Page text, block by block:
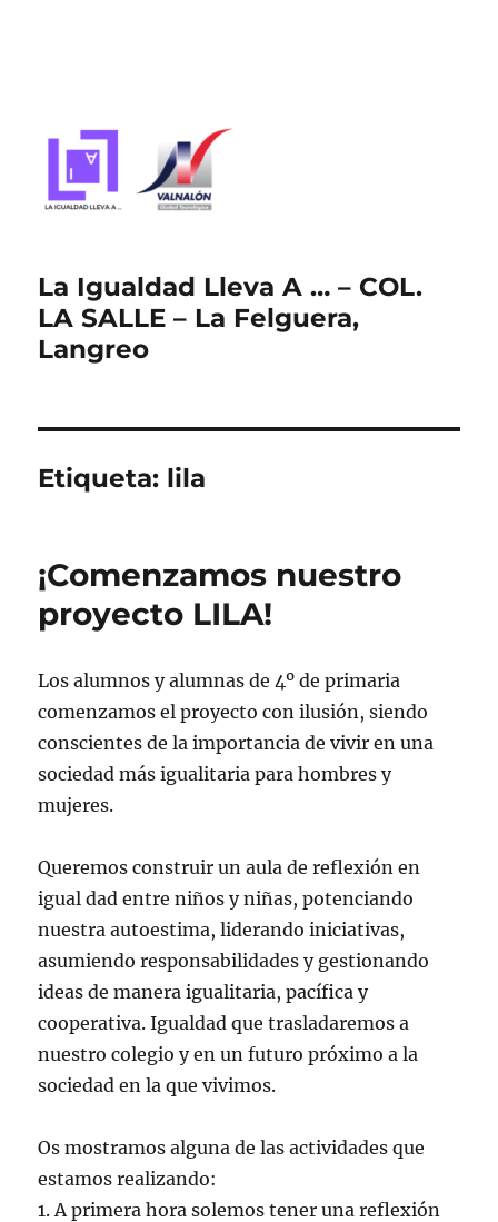
La Igualdad Lleva A … – COL.
LA SALLE – La Felguera,
Langreo
Etiqueta: lila
¡Comenzamos nuestro
proyecto LILA!
Los alumnos y alumnas de 4º de primaria
comenzamos el proyecto con ilusión, siendo
conscientes de la importancia de vivir en una
sociedad más igualitaria para hombres y
mujeres.
Queremos construir un aula de reflexión en
igual dad entre niños y niñas, potenciando
nuestra autoestima, liderando iniciativas,
asumiendo responsabilidades y gestionando
ideas de manera igualitaria, pacífica y
cooperativa. Igualdad que trasladaremos a
nuestro colegio y en un futuro próximo a la
sociedad en la que vivimos.
Os mostramos alguna de las actividades que
estamos realizando:
1. A primera hora solemos tener una reflexión